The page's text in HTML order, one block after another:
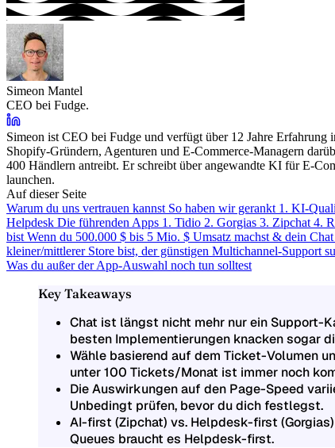
Simeon Mantel
CEO bei Fudge.
Simeon ist CEO bei Fudge und verfügt über 12 Jahre
Shopify-Gründern, Agenturen und E-Commerce-Managern
400 Händlern antreibt. Er schreibt über angewandte KI für E-
launchen.
Auf dieser Seite
Warum du uns vertrauen kannst So haben wir gerankt 1. KI-
Helpdesk Die führenden Apps 1. Tidio 2. Gorgias 3. Zipchat 4.
bist Wenn du 500.000 $ bis 5 Mio. $ Umsatz machst & dein
kleiner/mittlerer Store bist, der günstigen Multichannel-Support
Was du außer der App-Auswahl noch tun solltest
Key Takeaways
Chat ist längst nicht mehr nur ein Support-
besten Implementierungen knacken sogar
Wähle basierend auf dem Ticket-Volumen
unter 100 Tickets/Monat ist immer noch
Die Auswirkungen auf den Page-Speed
Unbedingt prüfen, bevor du dich festlegst.
AI-first (Zipchat) vs. Helpdesk-first
Queues braucht es Helpdesk-first.